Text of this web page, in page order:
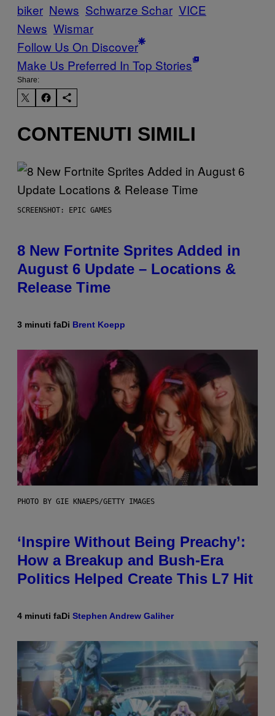
biker News Schwarze Schar VICE
News Wismar
Follow Us On Discover
Make Us Preferred In Top Stories
Share:
CONTENUTI SIMILI
SCREENSHOT: EPIC GAMES
8 New Fortnite Sprites Added in
August 6 Update – Locations &
Release Time
3 minuti faDi Brent Koepp
PHOTO BY GIE KNAEPS/GETTY IMAGES
‘Inspire Without Being Preachy’:
How a Breakup and Bush-Era
Politics Helped Create This L7 Hit
4 minuti faDi Stephen Andrew Galiher